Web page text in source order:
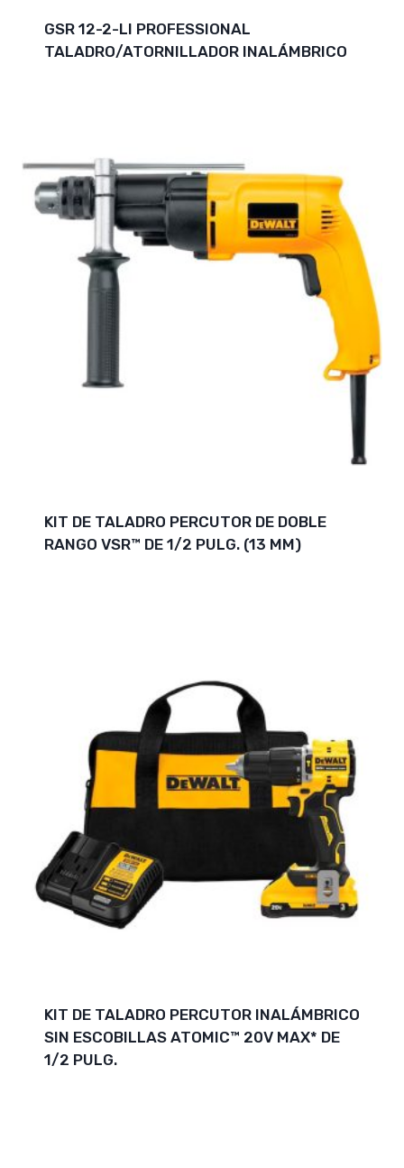
GSR 12-2-LI PROFESSIONAL
TALADRO/ATORNILLADOR INALÁMBRICO
KIT DE TALADRO PERCUTOR DE DOBLE
RANGO VSR™ DE 1/2 PULG. (13 MM)
KIT DE TALADRO PERCUTOR INALÁMBRICO
SIN ESCOBILLAS ATOMIC™ 20V MAX* DE
1/2 PULG.